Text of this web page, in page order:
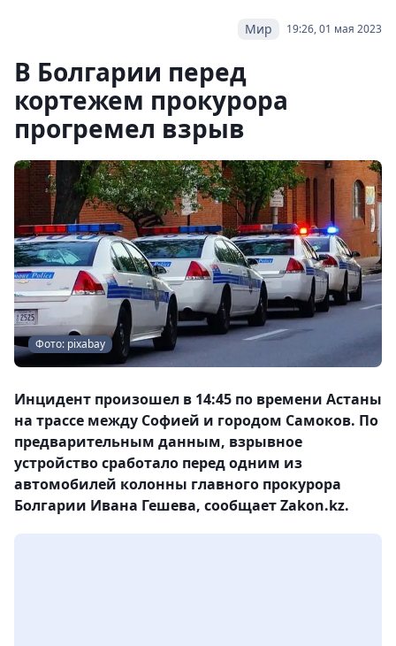
19:26, 01 мая 2023
Мир
В Болгарии перед
кортежем прокурора
прогремел взрыв
Фото: pixabay
Инцидент произошел в 14:45 по времени Астаны
на трассе между Софией и городом Самоков. По
предварительным данным, взрывное
устройство сработало перед одним из
автомобилей колонны главного прокурора
Болгарии Ивана Гешева, сообщает Zakon.kz.